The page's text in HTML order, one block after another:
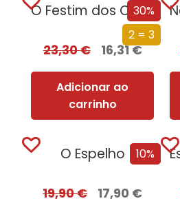
30%
2 = 3
O Festim dos Corvos (Edição especial limitada)
23,30€ 16,31€
Adicionar ao
carrinho
10%
O Espelho
19,90€ 17,90 €